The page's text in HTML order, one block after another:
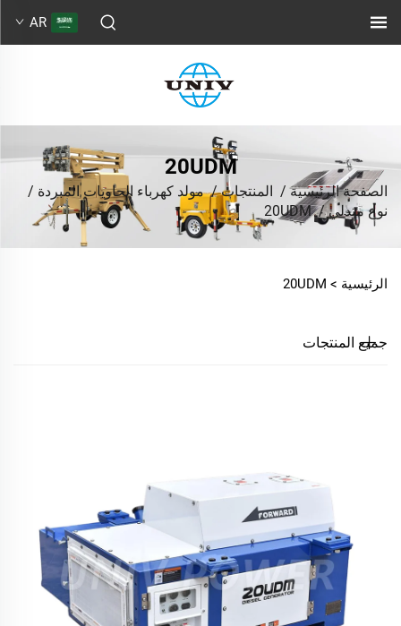
AR
20UDM
الصفحة الرئيسية/ المنتجات/مولد كهرباء الحاويات المبردة /
نوع متدلي/
20UDM
الرئيسية > 20UDM
جميع المنتجات